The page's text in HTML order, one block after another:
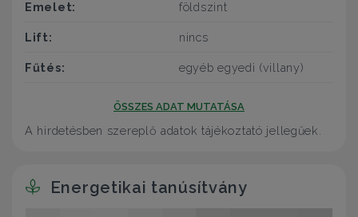
Emelet: földszint
Lift: nincs
Fűtés: egyéb egyedi (villany)
ÖSSZES ADAT MUTATÁSA
A hirdetésben szereplő adatok tájékoztató jellegűek.
Energetikai tanúsítvány